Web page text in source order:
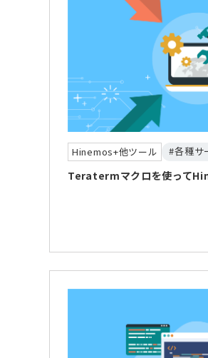
Hinemos+他ツール #各種サ
Teratermマクロを使って